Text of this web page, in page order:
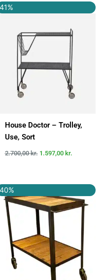
House Doctor – Trolley,
Use, Sort
2.700,00kr.
oprindelige
var:
2.700,00 kr..
1.597,00 kr.
aktuelle
er:
1.597,00
oprindelige
pris
var:
2.799,00 kr..
aktuelle
pris
1.679,40